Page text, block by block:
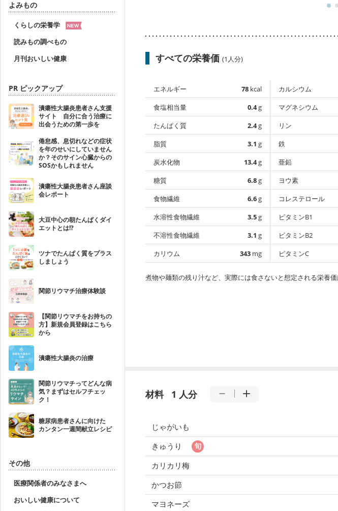
よみもの
くらしの栄養学
読みもの調べもの
月刊おいしい健康
PR ピックアップ
潰瘍性大腸炎患者さん支援
サイト 自分に合う治療に
出会うための第一歩を
倦怠感、息切れなどの症状
を年のせいにしていません
か？そのサイン心臓からの
SOSかもしれません
潰瘍性大腸炎患者さん座談
会レポート
大豆中心の朝たんぱくダイ
エットとは!?
ツナでたんぱく質をプラス
しましょう
関節リウマチ治療体験談
【関節リウマチをお持ちの
方】新規会員登録はこちら
から
潰瘍性大腸炎の治療
関節リウマチってどんな病
気？まずはセルフチェッ
ク！
糖尿病患者さんに向けた
カンタン一週間献立レシピ
その他
医療関係者のみなさまへ
おいしい健康について
すべての栄養価 (1人分)
エネルギー 78 kcal
食塩相当量
0.4g
たんぱく質
2.4g
脂質
3.1 g
炭水化物
13.4g
糖質
6.8g
食物繊維
6.6g
水溶性食物繊維
3.5g
不溶性食物繊維
3.1 g
カリウム
343 mg
カルシウム
マグネシウム
リン
鉄
亜鉛
ヨウ素
コレステロール
ビタミンB1
ビタミンB2
ビタミンC
煮物や麺類の残り汁など、実際には食さないと想定される栄養
材料 1 人分
じゃがいも
きゅうり
カリカリ梅
かつお節
マヨネーズ